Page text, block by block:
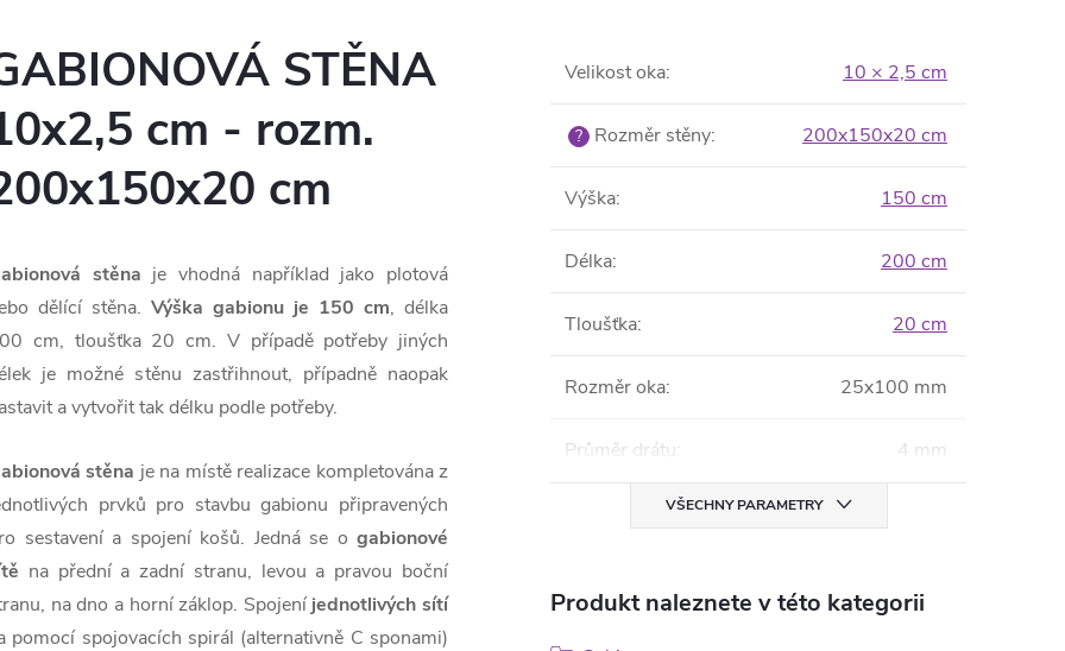
STĚNA
cm - rozm.
cm
stěna je vhodná například jako plotová
dělící stěna. Výška gabionu je 150 cm, délka
cm, tloušťka 20 cm. V případě potřeby jiných
je možné stěnu zastřihnout, případně naopak
a vytvořit tak délku podle potřeby.
stěna je na místě realizace kompletována z
prvků pro stavbu gabionu připravených
sestavení a spojení košů. Jedná se o gabionové
na přední a zadní stranu, levou a pravou boční
na dno a horní záklop. Spojení jednotlivých sítí
pomocí spojovacích spirál (alternativně C sponami)
Velikost oka: 10 × 2,5 cm
? Rozměr stěny: 200x150x20 cm
Výška: 150 cm
Délka: 200 cm
Tloušťka: 20 cm
Rozměr oka: 25x100 mm
Průměr drátu : 4 mm
VŠECHNY PARAMETRY
Produkt naleznete v této kategorii